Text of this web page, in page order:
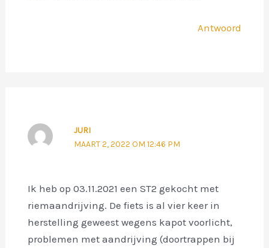
Antwoord
JURI
MAART 2, 2022 OM 12:46 PM
Ik heb op 03.11.2021 een ST2 gekocht met
riemaandrijving. De fiets is al vier keer in
herstelling geweest wegens kapot voorlicht,
problemen met aandrijving (doortrappen bij